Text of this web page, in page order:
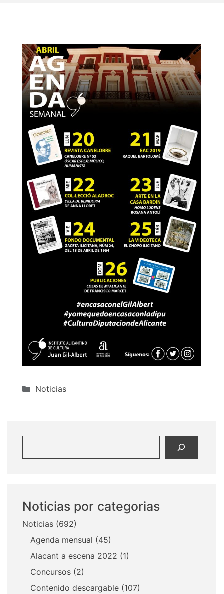
Categorías
Noticias
Noticias por categorias
Noticias (692)
Agenda mensual (45)
Alacant a escena 2022 (1)
Concursos (2)
Contenido descargable (107)